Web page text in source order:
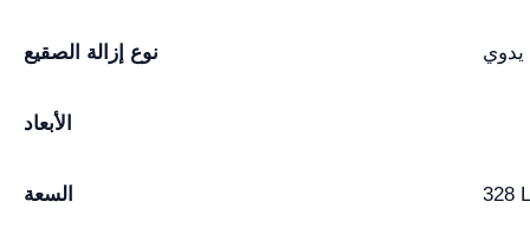
نوع إزالة الصقيع يدوي
الأبعاد
السعة 328 L